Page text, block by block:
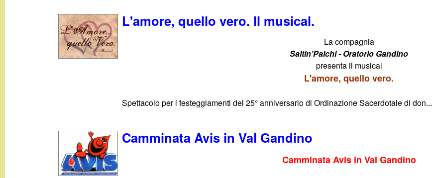
L'amore, quello vero. Il musical.
La compagnia
Saltin’Palchi - Oratorio Gandino
presenta il musical
L'amore, quello vero.
Spettacolo per i festeggiamenti del 25° anniversario di Ordinazione Sacerdotale di don...
Camminata Avis in Val Gandino
Camminata Avis in Val Gandino